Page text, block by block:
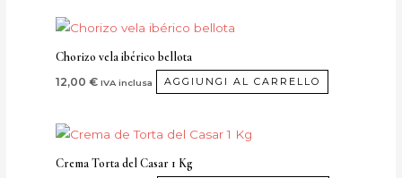
Chorizo vela ibérico bellota
12,00€ IVA inclusa AGGIUNGI AL CARRELLO
Crema Torta del Casar 1 Kg